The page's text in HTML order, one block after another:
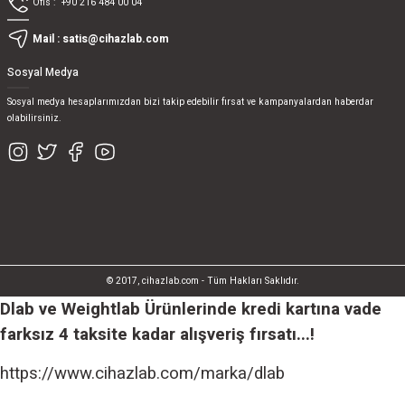
Mail : satis@cihazlab.com
Sosyal Medya
Sosyal medya hesaplarımızdan bizi takip edebilir fırsat ve kampanyalardan haberdar
olabilirsiniz.
© 2017, cihazlab.com - Tüm Hakları Saklıdır.
Dlab ve Weightlab Ürünlerinde kredi kartına vade
farksız 4 taksite kadar alışveriş fırsatı...!
https://www.cihazlab.com/marka/dlab